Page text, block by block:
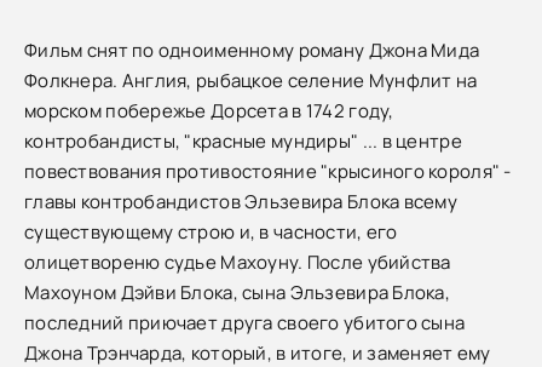
Фильм снят по одноименному роману Джона Мида
Фолкнера. Англия, рыбацкое селение Мунфлит на
морском побережье Дорсета в 1742 году,
контробандисты, "красные мундиры" ... в центре
повествования противостояние "крысиного короля" -
главы контробандистов Эльзевира Блока всему
существующему строю и, в часности, его
олицетвореню судье Махоуну. После убийства
Махоуном Дэйви Блока, сына Эльзевира Блока,
последний приючает друга своего убитого сына
Джона Трэнчарда, который, в итоге, и заменяет ему